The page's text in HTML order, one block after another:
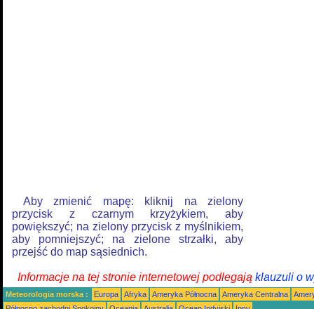
Aby zmienić mapę: kliknij na zielony
przycisk z czarnym krzyżykiem, aby
powiększyć; na zielony przycisk z myślnikiem,
aby pomniejszyć; na zielone strzałki, aby
przejść do map sąsiednich.
Informacje na tej stronie internetowej podlegają klauzuli o
Meteorologia morska : Europa Afryka Ameryka Północna Ameryka Centralna